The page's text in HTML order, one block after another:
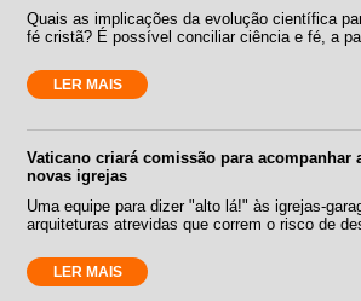
Quais as implicações da evolução científica
fé cristã? É possível conciliar ciência e fé, a
LER MAIS
Vaticano criará comissão para acompanhar
novas igrejas
Uma equipe para dizer "alto lá!" às igrejas-
arquiteturas atrevidas que correm o risco de
LER MAIS